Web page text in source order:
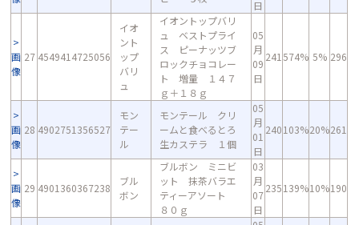
日
画
像
27 4549414725056
イオ
ント
ップ
バリ
ュ
イオントップバリ
ュ ベストプライ
ス ピーナッツブ
ロックチョコレー
ト 増量 １４７
ｇ＋１８ｇ
05
月
09
日
241 574% 5% 296
画
像
28 4902751356527
モン
テー
ル
モンテール クリ
ームと食べるとろ
生カステラ １個
05
月
01
日
240103%20%261
画
像
29 4901360367238
ブル
ボン
ブルボン ミニビ
ット 抹茶バラエ
ティーアソート
８０ｇ
03
月
07
日
235139%10%190